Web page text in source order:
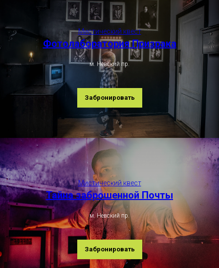
Мистический квест
Фотолаборатория Призрака
м. Невский пр.
Забронировать
Мистический квест
Тайна заброшенной Почты
м. Невский пр.
Забронировать